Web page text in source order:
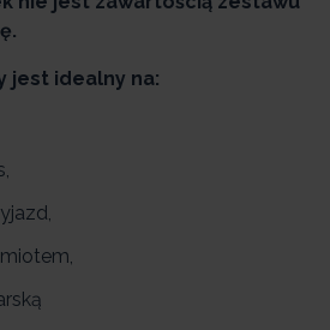
jest idealny na: